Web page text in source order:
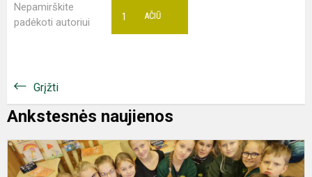
Nepamirškite
padėkoti autoriui
AČIŪ
1
Grįžti
Ankstesnės naujienos